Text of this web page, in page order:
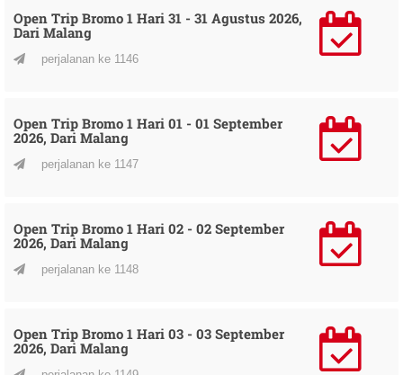
Open Trip Bromo 1 Hari 31 - 31 Agustus 2026,
Dari Malang
perjalanan ke 1146
Open Trip Bromo 1 Hari 01 - 01 September
2026, Dari Malang
perjalanan ke 1147
Open Trip Bromo 1 Hari 02 - 02 September
2026, Dari Malang
perjalanan ke 1148
Open Trip Bromo 1 Hari 03 - 03 September
2026, Dari Malang